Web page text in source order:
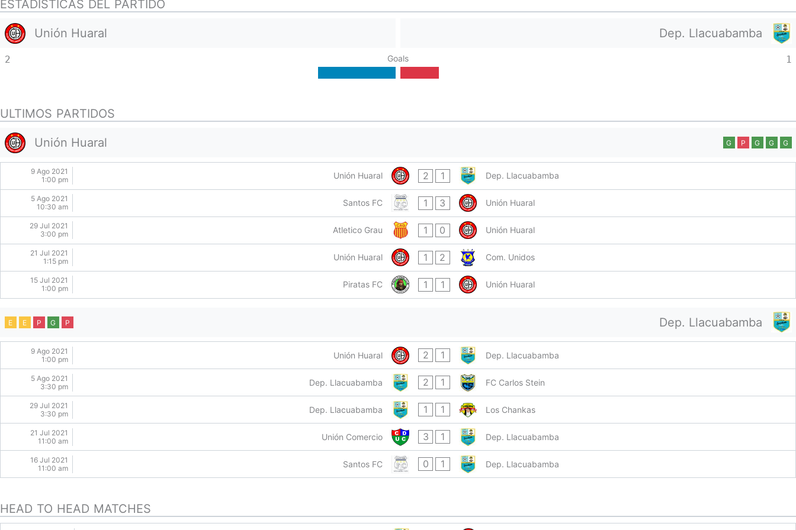
ESTADISTICAS DEL PARTIDO
Unión Huaral Dep. Llacuabamba
2 Goals 1
ULTIMOS PARTIDOS
Unión Huaral G P G G G
9 Ago 2021
1:00 pm
Unión Huaral 2 1 Dep. Llacuabamba
5 Ago 2021
10:30 am
Santos FC 1 3 Unión Huaral
29 Jul 2021
3:00 pm
Atletico Grau 1 0 Unión Huaral
21 Jul 2021
1:15 pm
Unión Huaral 1 2 Com. Unidos
15 Jul 2021
1:00 pm
Piratas FC 1 1 Unión Huaral
Dep. Llacuabamba
E E P G P
9 Ago 2021
1:00 pm
Unión Huaral 2 1 Dep. Llacuabamba
5 Ago 2021
3:30 pm
Dep. Llacuabamba 2 1 FC Carlos Stein
29 Jul 2021
3:30 pm
Dep. Llacuabamba 1 1 Los Chankas
21 Jul 2021
11:00 am
Unión Comercio 3 1 Dep. Llacuabamba
16 Jul 2021
11:00 am
Santos FC 0 1 Dep. Llacuabamba
HEAD TO HEAD MATCHES